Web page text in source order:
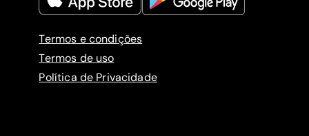
Termos e condições
Termos de uso
Política de Privacidade